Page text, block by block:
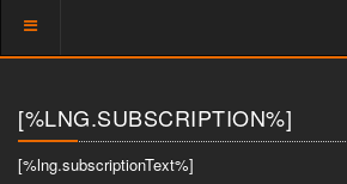
Показать
[%LNG.SUBSCRIPTION%]
[%lng.subscriptionText%]